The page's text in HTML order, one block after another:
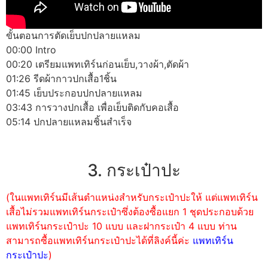
ขั้นตอนการตัดเย็บปกปลายแหลม
00:00 Intro
00:20 เตรียมแพทเทิร์นก่อนเย็บ,วางผ้า,ตัดผ้า
01:26 รีดผ้ากาวปกเสื้อ1ชิ้น
01:45 เย็บประกอบปกปลายแหลม
03:43 การวางปกเสื้อ เพื่อเย็บติดกับคอเสื้อ
05:14 ปกปลายแหลมชิ้นสำเร็จ
3. กระเป๋าปะ
(ในแพทเทิร์นมีเส้นตำแหน่งสำหรับกระเป๋าปะให้ แต่แพทเทิร์น
เสื้อไม่รวมแพทเทิร์นกระเป๋าซึ่งต้องซื้อแยก 1 ชุดประกอบด้วย
แพทเทิร์นกระเป๋าปะ 10 แบบ และฝากระเป๋า 4 แบบ ท่าน
สามารถซื้อแพทเทิร์นกระเป๋าปะได้ที่ลิงค์นี้ค่ะ แพทเทิร์น
กระเป๋าปะ)